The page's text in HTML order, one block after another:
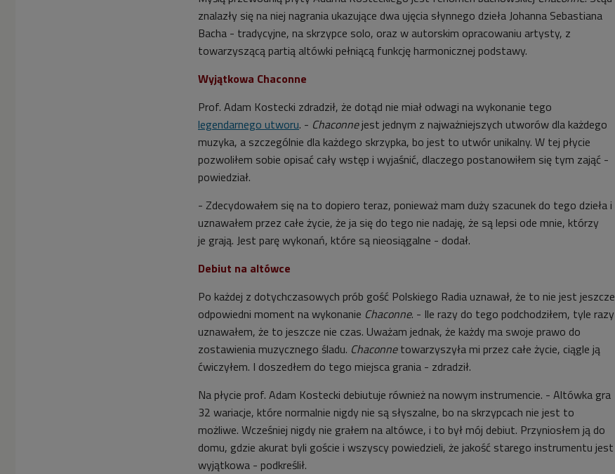
znalazły się na niej nagrania ukazujące dwa ujęcia słynnego dzieła Johanna Sebastiana
Bacha - tradycyjne, na skrzypce solo, oraz w autorskim opracowaniu artysty, z
towarzyszącą partią altówki pełniącą funkcję harmonicznej podstawy.
Wyjątkowa Chaconne
Prof. Adam Kostecki zdradził, że dotąd nie miał odwagi na wykonanie tego
legendarnego utworu. - Chaconnejest jednym z najważniejszych utworów dla każdego
muzyka, a szczególnie dla każdego skrzypka, bo jest to utwór unikalny. W tej płycie
pozwoliłem sobie opisać cały wstęp i wyjaśnić, dlaczego postanowiłem się tym zająć -
powiedział.
- Zdecydowałem się na to dopiero teraz, ponieważ mam duży szacunek do tego dzieła i
uznawałem przez całe życie, że ja się do tego nie nadaję, że są lepsi ode mnie, którzy
je grają. Jest parę wykonań, które są nieosiągalne - dodał.
Debiut na altówce
Po każdej z dotychczasowych prób gość Polskiego Radia uznawał, że to nie jest jeszcze
odpowiedni moment na wykonanie Chaconne. - Ile razy do tego podchodziłem, tyle razy
uznawałem, że to jeszcze nie czas. Uważam jednak, że każdy ma swoje prawo do
zostawienia muzycznego śladu. Chaconnetowarzyszyła mi przez całe życie, ciągle ją
ćwiczyłem. I doszedłem do tego miejsca grania - zdradził.
Na płycie prof. Adam Kostecki debiutuje również na nowym instrumencie. - Altówka gra
32 wariacje, które normalnie nigdy nie są słyszalne, bo na skrzypcach nie jest to
możliwe. Wcześniej nigdy nie grałem na altówce, i to był mój debiut. Przyniosłem ją do
domu, gdzie akurat byli goście i wszyscy powiedzieli, że jakość starego instrumentu jest
wyjątkowa - podkreślił.